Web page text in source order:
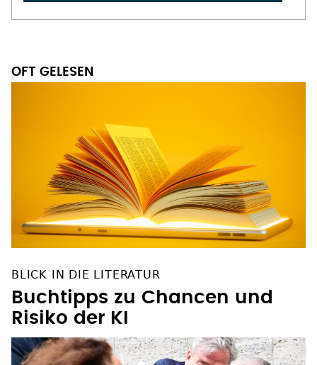
OFT GELESEN
BLICK IN DIE LITERATUR
Buchtipps zu Chancen und
Risiko der KI